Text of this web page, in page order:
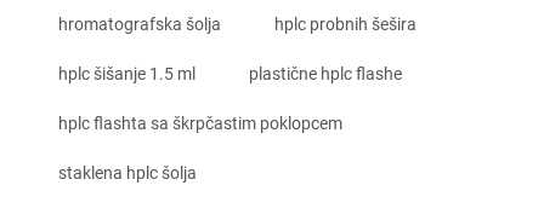
hromatografska šolja hplc probnih šešira
hplc šišanje 1.5 ml plastične hplc flashe
hplc flashta sa škrpčastim poklopcem
staklena hplc šolja